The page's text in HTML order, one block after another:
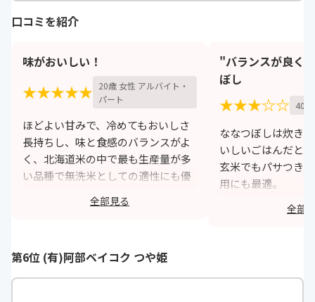
口コミを紹介
味がおいしい！
★★★★★ 20歳 女性 アルバイト・
パート
ほどよい甘みで、冷めてもおいしさ
長持ちし、味と食感のバランスがよ
く、北海道米の中で最も生産量が多
い品種で無洗米としての適性にも優
れていてとっても優秀なお米です。
値段も高くないので買ってみるのを
https://monita.online
全部見る
"バランスが良く
ぼし
★★★☆☆ 40
ななつぼしは炊き
いしいごはんだと
玄米でもパサつき
用にも最適。
粘りや甘みもあり
で、茶碗によそっ
全部
第6位 ‎(有)阿部ベイコク つや姫